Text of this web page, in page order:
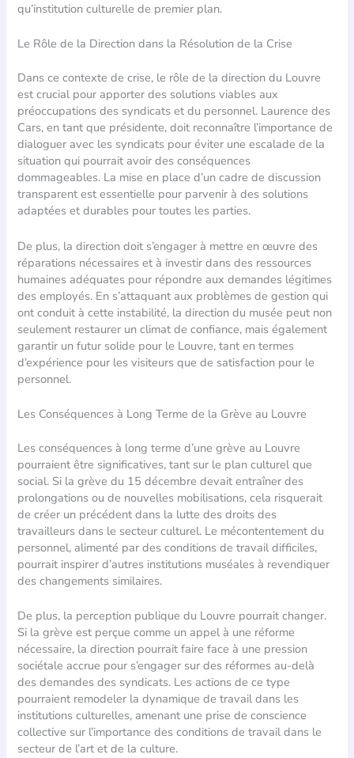
qu’institution culturelle de premier plan.
Le Rôle de la Direction dans la Résolution de la Crise
Dans ce contexte de crise, le rôle de la direction du Louvre
est crucial pour apporter des solutions viables aux
préoccupations des syndicats et du personnel. Laurence des
Cars, en tant que présidente, doit reconnaître l’importance de
dialoguer avec les syndicats pour éviter une escalade de la
situation qui pourrait avoir des conséquences
dommageables. La mise en place d’un cadre de discussion
transparent est essentielle pour parvenir à des solutions
adaptées et durables pour toutes les parties.
De plus, la direction doit s’engager à mettre en œuvre des
réparations nécessaires et à investir dans des ressources
humaines adéquates pour répondre aux demandes légitimes
des employés. En s’attaquant aux problèmes de gestion qui
ont conduit à cette instabilité, la direction du musée peut non
seulement restaurer un climat de confiance, mais également
garantir un futur solide pour le Louvre, tant en termes
d’expérience pour les visiteurs que de satisfaction pour le
personnel.
Les Conséquences à Long Terme de la Grève au Louvre
Les conséquences à long terme d’une grève au Louvre
pourraient être significatives, tant sur le plan culturel que
social. Si la grève du 15 décembre devait entraîner des
prolongations ou de nouvelles mobilisations, cela risquerait
de créer un précédent dans la lutte des droits des
travailleurs dans le secteur culturel. Le mécontentement du
personnel, alimenté par des conditions de travail difficiles,
pourrait inspirer d’autres institutions muséales à revendiquer
des changements similaires.
De plus, la perception publique du Louvre pourrait changer.
Si la grève est perçue comme un appel à une réforme
nécessaire, la direction pourrait faire face à une pression
sociétale accrue pour s’engager sur des réformes au-delà
des demandes des syndicats. Les actions de ce type
pourraient remodeler la dynamique de travail dans les
institutions culturelles, amenant une prise de conscience
collective sur l’importance des conditions de travail dans le
secteur de l’art et de la culture.